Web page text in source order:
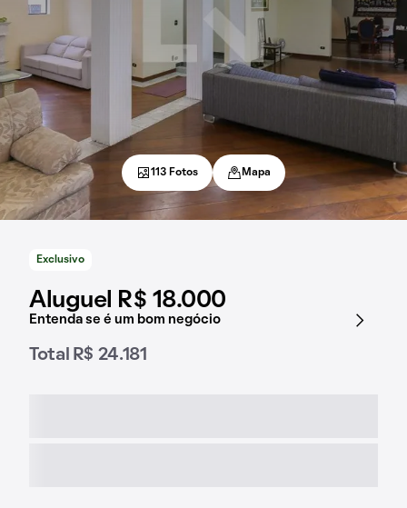
Exclusivo
Aluguel R$ 18.000
Entenda se é um bom negócio
Total R$ 24.181
113 Fotos Mapa